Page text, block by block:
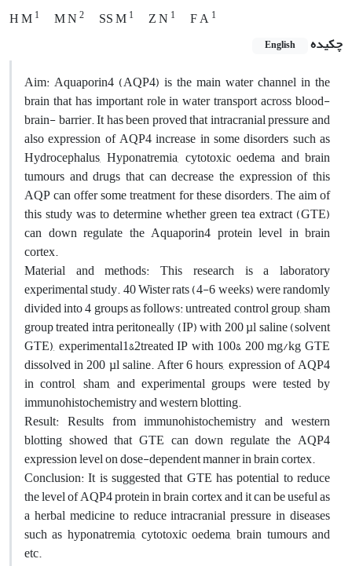
H M1 M N2 SS M1 Z N 1 F A1
چکیده English
Aim: Aquaporin4 (AQP4) is the main water channel in the
brain that has important role in water transport across blood-
brain- barrier. It has been proved that intracranial pressure and
also expression of AQP4 increase in some disorders such as
Hydrocephalus, Hyponatremia, cytotoxic oedema and brain
tumours and drugs that can decrease the expression of this
AQP can offer some treatment for these disorders. The aim of
this study was to determine whether green tea extract (GTE)
can down regulate the Aquaporin4 protein level in brain
cortex.
Material and methods: This research is a laboratory
experimental study. 40 Wister rats (4-6 weeks) were randomly
divided into 4 groups as follows: untreated control group, sham
group treated intra peritoneally (IP) with 200 µl saline (solvent
GTE), experimental1&2treated IP with 100& 200 mg/kg GTE
dissolved in 200 µl saline. After 6 hours, expression of AQP4
in control, sham, and experimental groups were tested by
immunohistochemistry and western blotting.
Result: Results from immunohistochemistry and western
blotting showed that GTE can down regulate the AQP4
expression level on dose-dependent manner in brain cortex.
Conclusion: It is suggested that GTE has potential to reduce
the level of AQP4 protein in brain cortex and it can be useful as
a herbal medicine to reduce intracranial pressure in diseases
such as hyponatremia, cytotoxic oedema, brain tumours and
etc.